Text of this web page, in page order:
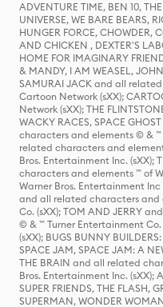
ADVENTURE TIME, BEN 10,
UNIVERSE, WE BARE BEARS,
HUNGER FORCE, CHOWDER,
AND CHICKEN , DEXTER'S
HOME FOR IMAGINARY
& MANDY, I AM WEASEL,
SAMURAI JACK and all
Cartoon Network (sXX);
Network (sXX); THE
WACKY RACES, SPACE
characters and elements © & ™
related characters and
Bros. Entertainment Inc. (sXX);
characters and elements ™ of
Warner Bros. Entertainment Inc
and all related characters and
Co. (sXX); TOM AND JERRY
© & ™ Turner Entertainment
(sXX); BUGS BUNNY
SPACE JAM, SPACE JAM: A
THE BRAIN and all related
Bros. Entertainment Inc. (sXX);
SUPER FRIENDS, THE FLASH,
SUPERMAN, WONDER